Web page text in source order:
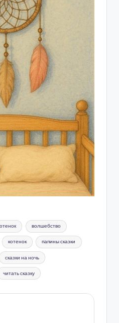
волшебство
котенок папины сказки
сказки на ночь
читать сказку